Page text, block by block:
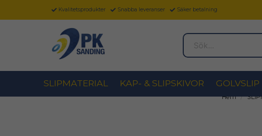
Kvalitetsprodukter Snabba leveranser Säker betalning
Sök...
SLIPMATERIAL KAP- & SLIPSKIVOR GOLVSLIP
Hem